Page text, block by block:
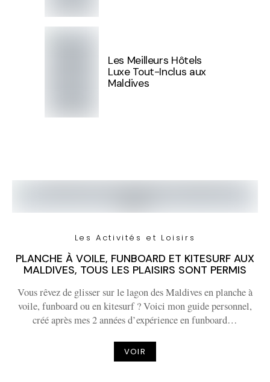
Les Meilleurs Hôtels
Luxe Tout-Inclus aux
Maldives
Les Activités et Loisirs
PLANCHE À VOILE, FUNBOARD ET KITESURF AUX
MALDIVES, TOUS LES PLAISIRS SONT PERMIS
Vous rêvez de glisser sur le lagon des Maldives en planche à
voile, funboard ou en kitesurf ? Voici mon guide personnel,
créé après mes 2 années d’expérience en funboard…
VOIR